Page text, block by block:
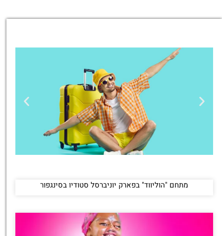
מתחם "הוליווד" בפארק יוניברסל סטודיו בסינגפור